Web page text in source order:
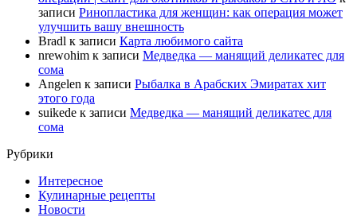
записи Ринопластика для женщин: как операция может
улучшить вашу внешность
Bradl к записи Карта любимого сайта
nrewohim к записи Медведка — манящий деликатес для
сома
Angelen к записи Рыбалка в Арабских Эмиратах хит
этого года
suikede к записи Медведка — манящий деликатес для
сома
Рубрики
Интересное
Кулинарные рецепты
Новости